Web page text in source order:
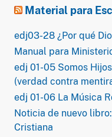
Material para
edj03-28 ¿Por qué
Manual para
edj 01-05 Somos
(verdad contra
edj 01-06 La Música
Noticia de nuevo
Cristiana